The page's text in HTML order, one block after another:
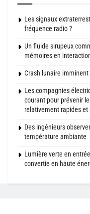
Les signaux
fréquence radio ?
Un fluide sirupeux
mémoires en
Crash lunaire
Les compagnies
courant pour prévenir
relativement rapides et
Des ingénieurs
température ambiante
Lumière verte en
convertie en haute